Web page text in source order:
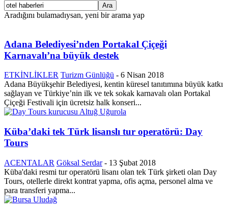
Aradığını bulamadıysan, yeni bir arama yap
Adana Belediyesi’nden Portakal Çiçeği
Karnavalı’na büyük destek
ETKİNLİKLER Turizm Günlüğü - 6 Nisan 2018
Adana Büyükşehir Belediyesi, kentin küresel tanıtımına büyük katkı
sağlayan ve Türkiye’nin ilk ve tek sokak karnavalı olan Portakal
Çiçeği Festivali için ücretsiz halk konseri...
Küba’daki tek Türk lisanslı tur operatörü: Day
Tours
ACENTALAR Göksal Serdar - 13 Şubat 2018
Küba'daki resmi tur operatörü lisanı olan tek Türk şirketi olan Day
Tours, otellerle direkt kontrat yapma, ofis açma, personel alma ve
para transferi yapma...